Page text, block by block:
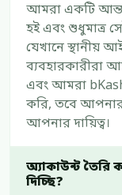
আমরা একটি
হই এবং শুধুমাত্র
যেখানে স্থানীয়
ব্যবহারকারীরা
এবং আমরা
করি, তবে
আপনার দায়িত্ব।
অ্যাকাউন্ট তৈরি
দিচ্ছি?